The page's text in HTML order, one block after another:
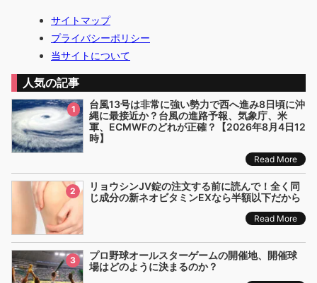
サイトマップ
プライバシーポリシー
当サイトについて
人気の記事
1
台風13号は非常に強い勢力で西へ進み8日頃に沖
縄に最接近か？台風の進路予報、気象庁、米
軍、ECMWFのどれが正確？【2026年8月4日12
時】
Read More
2
リョウシンJV錠の注文する前に読んで！全く同
じ成分の新ネオビタミンEXなら半額以下だから
Read More
3
プロ野球オールスターゲームの開催地、開催球
場はどのように決まるのか？